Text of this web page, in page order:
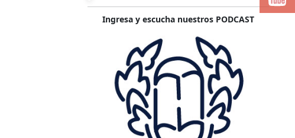
Ingresa y escucha nuestros PODCAST